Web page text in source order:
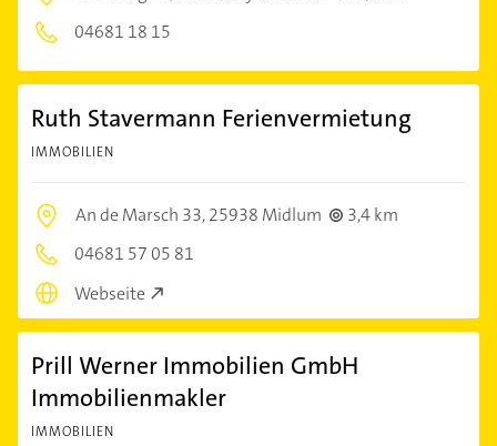
04681 18 15
Ruth Stavermann Ferienvermietung
IMMOBILIEN
An de Marsch 33,25938 Midlum
3,4 km
04681 57 05 81
Webseite
Prill Werner Immobilien GmbH
Immobilienmakler
IMMOBILIEN